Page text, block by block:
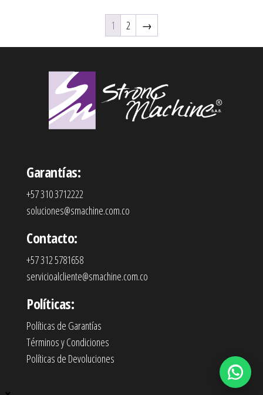
1 2 →
Garantías:
+57 310 3712222
soluciones@smachine.com.co
Contacto:
+57 312 5781658
servicioalcliente@smachine.com.co
Políticas:
Políticas de Garantías
Términos y Condiciones
Políticas de Devoluciones